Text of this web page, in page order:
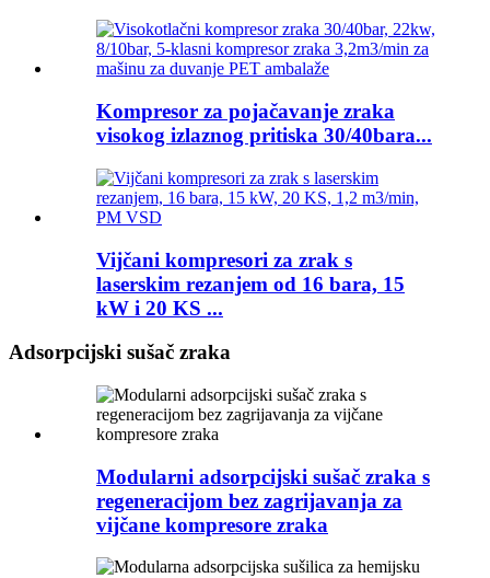
Kompresor za pojačavanje zraka
visokog izlaznog pritiska 30/40bara...
Vijčani kompresori za zrak s
laserskim rezanjem od 16 bara, 15
kW i 20 KS ...
Adsorpcijski sušač zraka
Modularni adsorpcijski sušač zraka s
regeneracijom bez zagrijavanja za
vijčane kompresore zraka